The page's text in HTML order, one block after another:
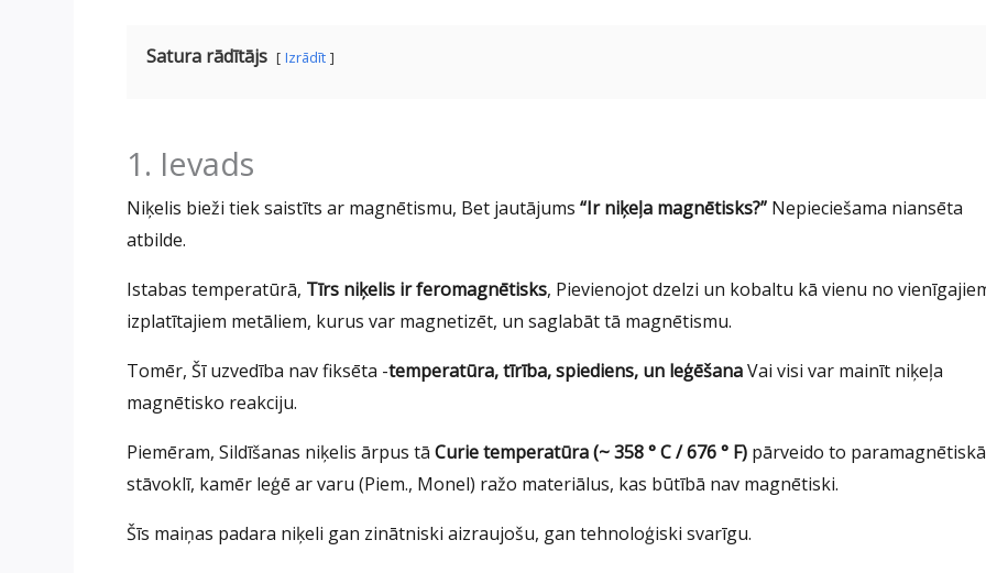
Satura rādītājs Izrādīt
1. Ievads
Niķelis bieži tiek saistīts ar magnētismu, Bet jautājums “Ir niķeļa magnētisks?” Nepieciešama niansēta
atbilde.
Istabas temperatūrā, Tīrs niķelis ir feromagnētisks, Pievienojot dzelzi un kobaltu kā vienu no
izplatītajiem metāliem, kurus var magnetizēt, un saglabāt tā magnētismu.
Tomēr, Šī uzvedība nav fiksēta -temperatūra, tīrība, spiediens, un leģēšanaVai visi var mainīt niķeļa
magnētisko reakciju.
Piemēram, Sildīšanas niķelis ārpus tā Curie temperatūra (~ 358 ° C / 676 ° F) pārveido to paramagnētiskā
stāvoklī, kamēr leģē ar varu (Piem., Monel) ražo materiālus, kas būtībā nav magnētiski.
Šīs maiņas padara niķeli gan zinātniski aizraujošu, gan tehnoloģiski svarīgu.